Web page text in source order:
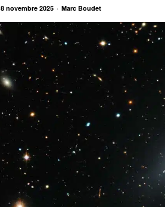
8 novembre 2025 Marc Boudet